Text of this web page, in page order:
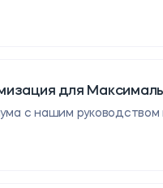
для
с нашим